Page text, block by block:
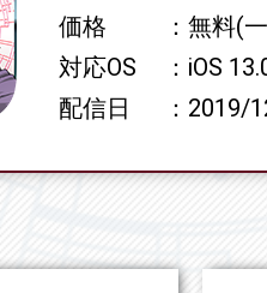
価格
無料(
対応OS
iOS
配信日
2019/